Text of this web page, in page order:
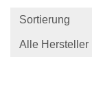
Sortierung
Alle Hersteller